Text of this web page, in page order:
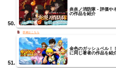
炎炎ノ消防隊 - 評価や
の作品を紹介
金色のガッシュベル！
に同じ著者の作品を紹